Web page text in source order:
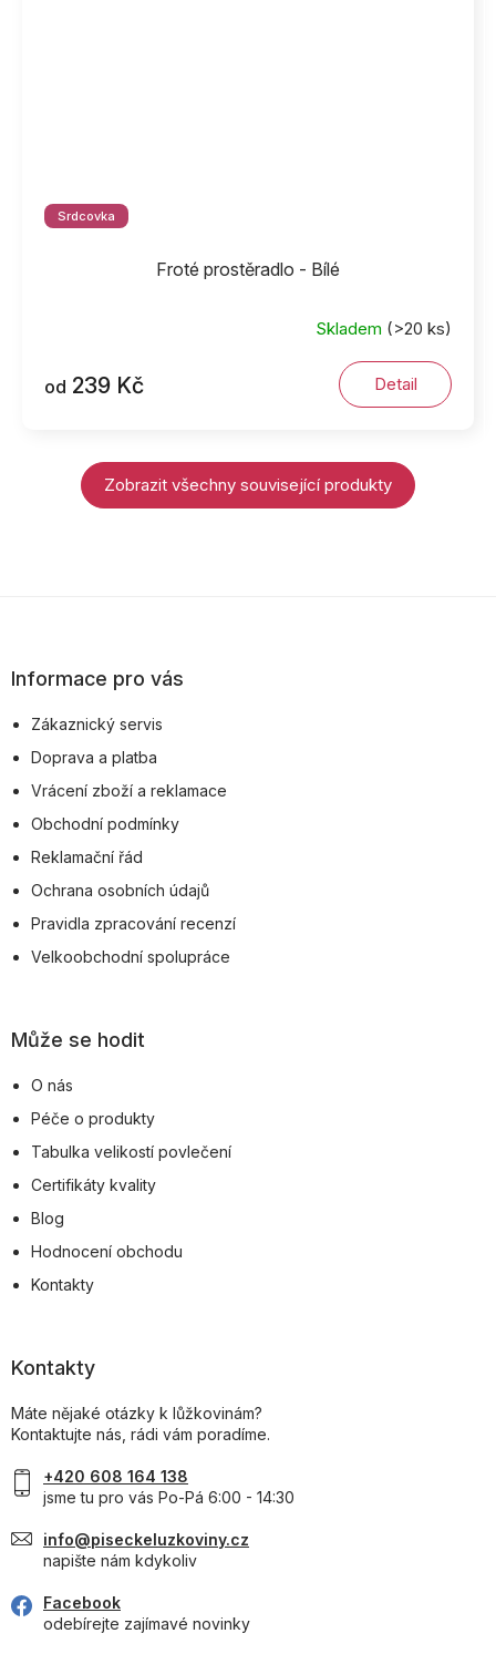
Srdcovka
Froté prostěradlo - Bílé
Skladem (>20 ks)
od 239 Kč Detail
Zobrazit všechny související produkty
pInformace pro vás
Zákaznický servis
Doprava a platba
Vrácení zboží a reklamace
Obchodní podmínky
Reklamační řád
Ochrana osobních údajů
Pravidla zpracování recenzí
Velkoobchodní spolupráce
Může se hodit
O nás
Péče o produkty
Tabulka velikostí povlečení
Certifikáty kvality
Blog
Hodnocení obchodu
Kontakty
Kontakty
Máte nějaké otázky k lůžkovinám?
Kontaktujte nás, rádi vám poradíme.
+420 608 164 138
jsme tu pro vás Po-Pá 6:00 - 14:30
info@piseckeluzkoviny.cz
napište nám kdykoliv
Facebook
odebírejte zajímavé novinky